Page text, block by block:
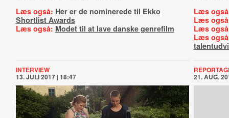
Læs også: Her er de nominerede til Ekko
Shortlist Awards
Læs også: Modet til at lave danske genrefilm
Læs
Læs
Læs
Læs
INTERVIEW
13. JULI 2017 | 18:47 21. AUG.